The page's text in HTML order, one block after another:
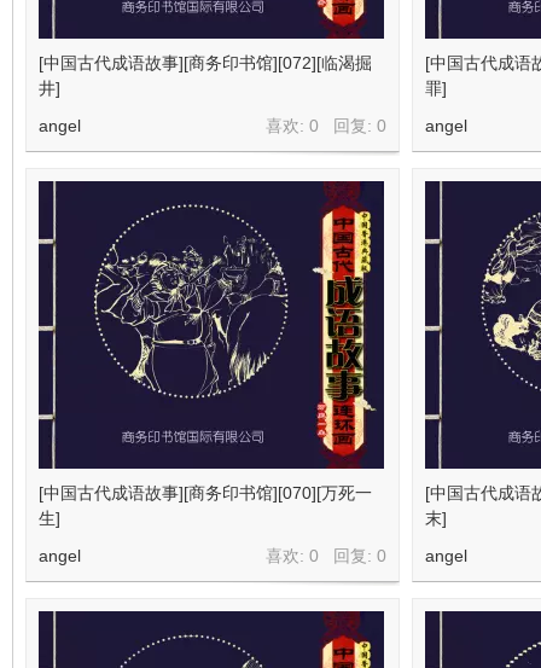
[中国古代成语故事][商务印书馆][072][临渴掘
井]
喜欢: 0 回复: 0
angel
[中国古代成语
罪]
angel
[中国古代成语故事][商务印书馆][070][万死一
生]
喜欢: 0 回复: 0
angel
[中国古代成语
末]
angel